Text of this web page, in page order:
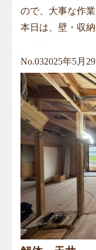
ので、大事な作業
本日は、壁・収
No.032025年5月29